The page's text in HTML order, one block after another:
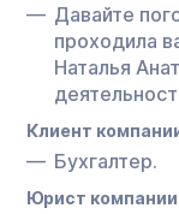
Давайте
проходила
Наталья
Клиент
Бухгалтер.
Юрист